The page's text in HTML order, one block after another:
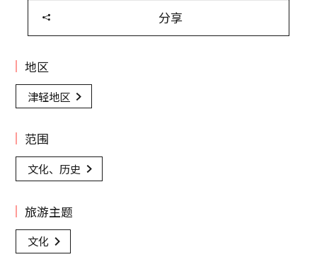
分享
地区
津轻地区
范围
文化、历史
旅游主题
文化